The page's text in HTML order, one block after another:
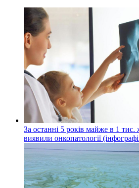
За останні 5 років майже в 1
виявили онкопатології